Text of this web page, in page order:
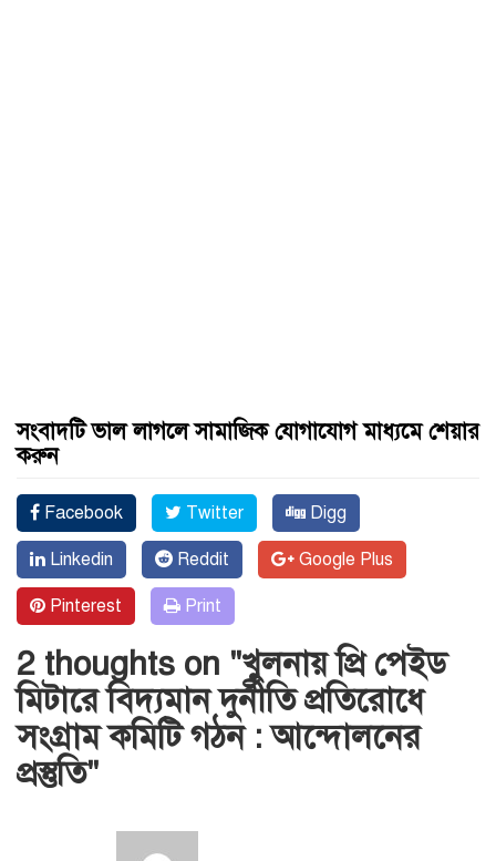
সংবাদটি ভাল লাগলে সামাজিক যোগাযোগ মাধ্যমে শেয়ার
করুন
Facebook Twitter Digg
Linkedin Reddit Google Plus
Pinterest Print
2 thoughts on "খুলনায় প্রি পেইড
মিটারে বিদ্যমান দুর্নীতি প্রতিরোধে
সংগ্রাম কমিটি গঠন : আন্দোলনের
প্রস্তুতি"